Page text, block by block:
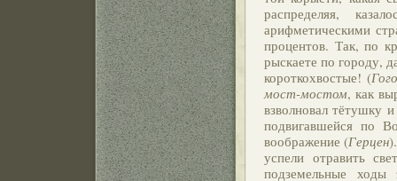
распределяя,
арифметическими
процентов. Так, по
рыскаете по городу,
короткохвостые! (
мост-мостом, как
взволновал тётушку
подвигавшейся по
воображение (Герцен
успели отравить
подземельные